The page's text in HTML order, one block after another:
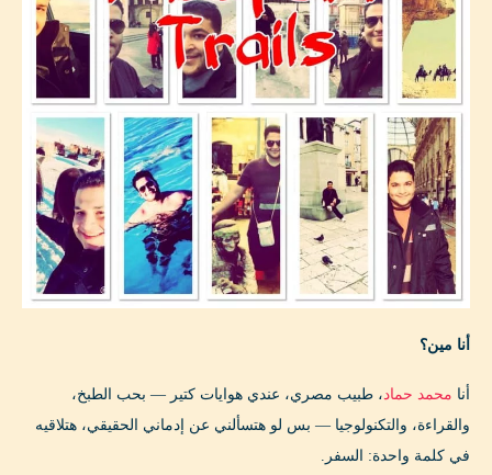
أنا مين؟
أنا محمد حماد، طبيب مصري، عندي هوايات كتير — بحب الطبخ،
والقراءة، والتكنولوجيا — بس لو هتسألني عن إدماني الحقيقي، هتلاقيه
في كلمة واحدة: السفر.